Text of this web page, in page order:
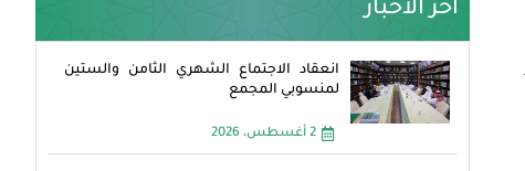
آخر الأخبار
انعقاد الاجتماع الشهري الثامن والستين
لمنسوبي المجمع
2 أغسطس، 2026